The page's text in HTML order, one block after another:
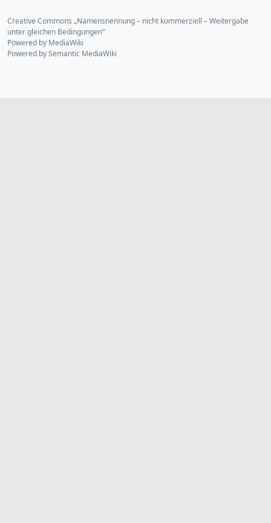
Creative Commons „Namensnennung – nicht kommerziell – Weitergabe
unter gleichen Bedingungen“
Powered by MediaWiki
Powered by Semantic MediaWiki